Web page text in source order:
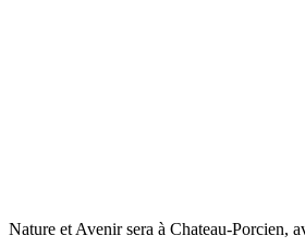
Nature et Avenir sera à Chateau-Porcien,